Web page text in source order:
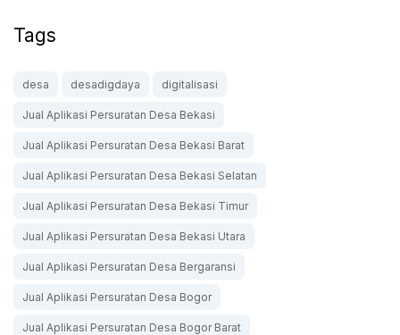
Tags
desa desadigdaya digitalisasi
Jual Aplikasi Persuratan Desa Bekasi
Jual Aplikasi Persuratan Desa Bekasi Barat
Jual Aplikasi Persuratan Desa Bekasi Selatan
Jual Aplikasi Persuratan Desa Bekasi Timur
Jual Aplikasi Persuratan Desa Bekasi Utara
Jual Aplikasi Persuratan Desa Bergaransi
Jual Aplikasi Persuratan Desa Bogor
Jual Aplikasi Persuratan Desa Bogor Barat